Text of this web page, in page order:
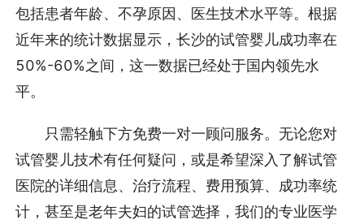
包括患者年龄、不孕原因、医生技术水平等。根据
近年来的统计数据显示，长沙的试管婴儿成功率在
50%-60%之间，这一数据已经处于国内领先水
平。
只需轻触下方免费一对一顾问服务。无论您对
试管婴儿技术有任何疑问，或是希望深入了解试管
医院的详细信息、治疗流程、费用预算、成功率统
计，甚至是老年夫妇的试管选择，我们的专业医学